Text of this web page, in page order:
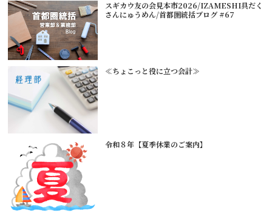
スギカウ友の会見本市2026/IZAMESHI具だく
さんにゅうめん/首都圏統括ブログ #67
≪ちょこっと役に立つ会計≫
令和８年【夏季休業のご案内】